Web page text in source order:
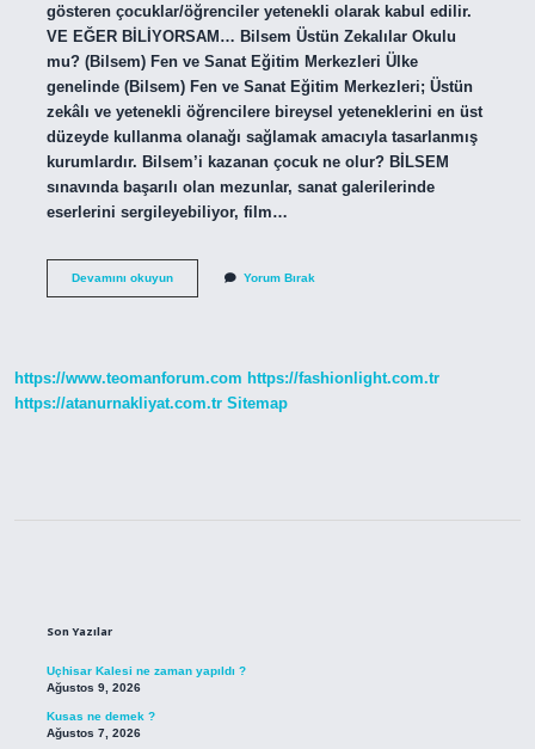
gösteren çocuklar/öğrenciler yetenekli olarak kabul edilir.
VE EĞER BİLİYORSAM… Bilsem Üstün Zekalılar Okulu
mu? (Bilsem) Fen ve Sanat Eğitim Merkezleri Ülke
genelinde (Bilsem) Fen ve Sanat Eğitim Merkezleri; Üstün
zekâlı ve yetenekli öğrencilere bireysel yeteneklerini en üst
düzeyde kullanma olanağı sağlamak amacıyla tasarlanmış
kurumlardır. Bilsem’i kazanan çocuk ne olur? BİLSEM
sınavında başarılı olan mezunlar, sanat galerilerinde
eserlerini sergileyebiliyor, film…
Devamını okuyunBi̇Lsem
Yorum Bırak
https://www.teomanforum.com https://fashionlight.com.tr
https://atanurnakliyat.com.tr Sitemap
Son Yazılar
Uçhisar Kalesi ne zaman yapıldı ?
Ağustos 9, 2026
Kusas ne demek ?
Ağustos 7, 2026